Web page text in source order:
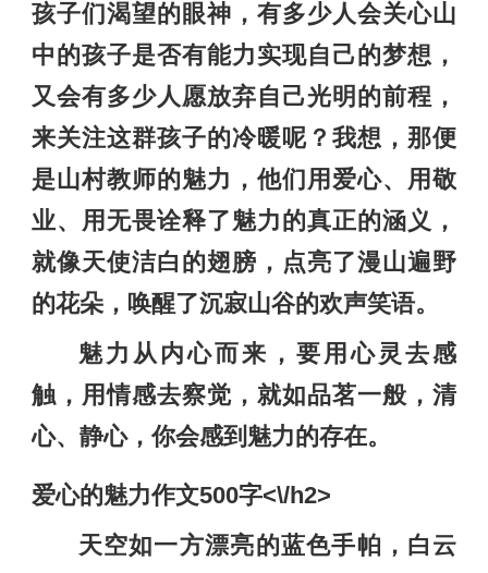
孩子们渴望的眼神，有多少人会关心山
中的孩子是否有能力实现自己的梦想，
又会有多少人愿放弃自己光明的前程，
来关注这群孩子的冷暖呢？我想，那便
是山村教师的魅力，他们用爱心、用敬
业、用无畏诠释了魅力的真正的涵义，
就像天使洁白的翅膀，点亮了漫山遍野
的花朵，唤醒了沉寂山谷的欢声笑语。
魅力从内心而来，要用心灵去感
触，用情感去察觉，就如品茗一般，清
心、静心，你会感到魅力的存在。
爱心的魅力作文500字<\/h2>
天空如一方漂亮的蓝色手帕，白云